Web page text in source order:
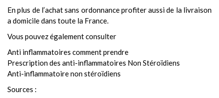
En plus de l’achat sans ordonnance profiter aussi de la livraison
a domicile dans toute la France.
Vous pouvez également consulter
Anti inflammatoires comment prendre
Prescription des anti-inflammatoires Non Stéroïdiens
Anti-inflammatoire non stéroïdiens
Sources :